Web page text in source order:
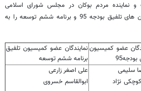
و نماینده مردم بوکان در مجلس شورای اسلامی
ترکیب نهایی اعضای کمیسیون های تلفیق بودجه 95 و برنامه ششم توسعه را به
عضو کمیسیون نمایندگان عضو کمیسیون تلفیق
برنامه ششم توسعه
سلیمی
نژاد
علی اصغر زارعی
ابوالقاسم خسروی